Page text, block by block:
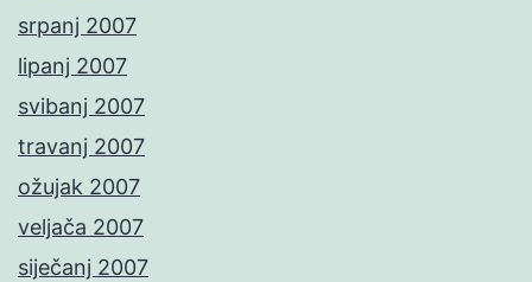
srpanj 2007
lipanj 2007
svibanj 2007
travanj 2007
ožujak 2007
veljača 2007
siječanj 2007